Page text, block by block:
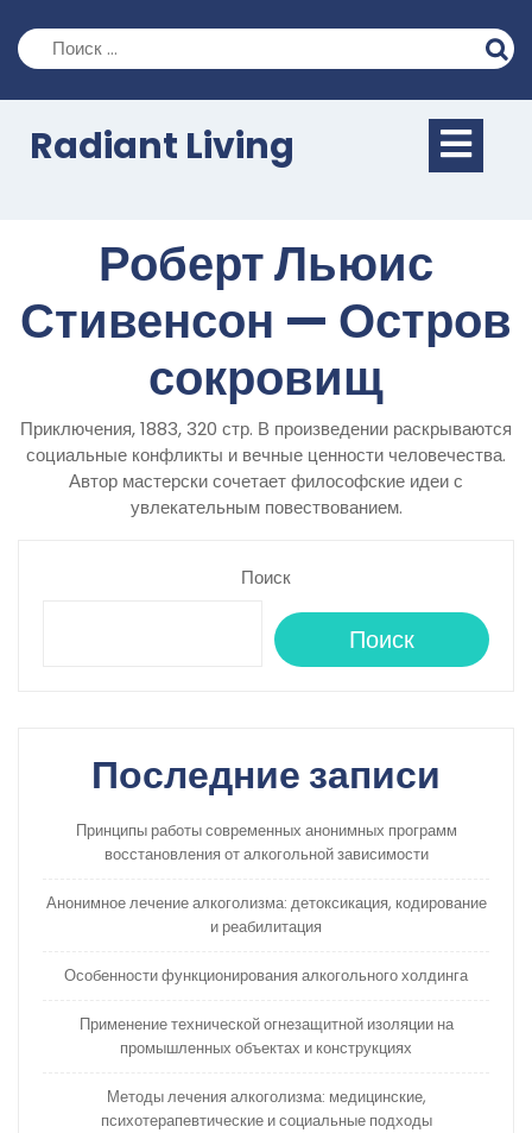
содержимому
Radiant Living
Роберт Льюис
Стивенсон — Остров
сокровищ
Приключения, 1883, 320 стр. В произведении раскрываются
социальные конфликты и вечные ценности человечества.
Автор мастерски сочетает философские идеи с
увлекательным повествованием.
Поиск
Поиск
Последние записи
Принципы работы современных анонимных программ
восстановления от алкогольной зависимости
Анонимное лечение алкоголизма: детоксикация, кодирование
и реабилитация
Особенности функционирования алкогольного холдинга
Применение технической огнезащитной изоляции на
промышленных объектах и конструкциях
Методы лечения алкоголизма: медицинские,
психотерапевтические и социальные подходы